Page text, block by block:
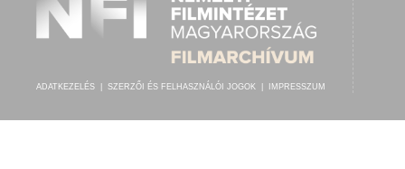
ADATKEZELÉS SZERZŐI ÉS FELHASZNÁLÓI JOGOK IMPRESSZUM